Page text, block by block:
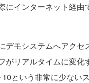
にインターネット経
モシステムへアクセ
がリアルタイムに変
という非常に少ない